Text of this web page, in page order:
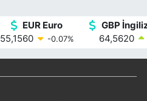
EUR Euro
55,1560
-0.07%
GBP
64,5620